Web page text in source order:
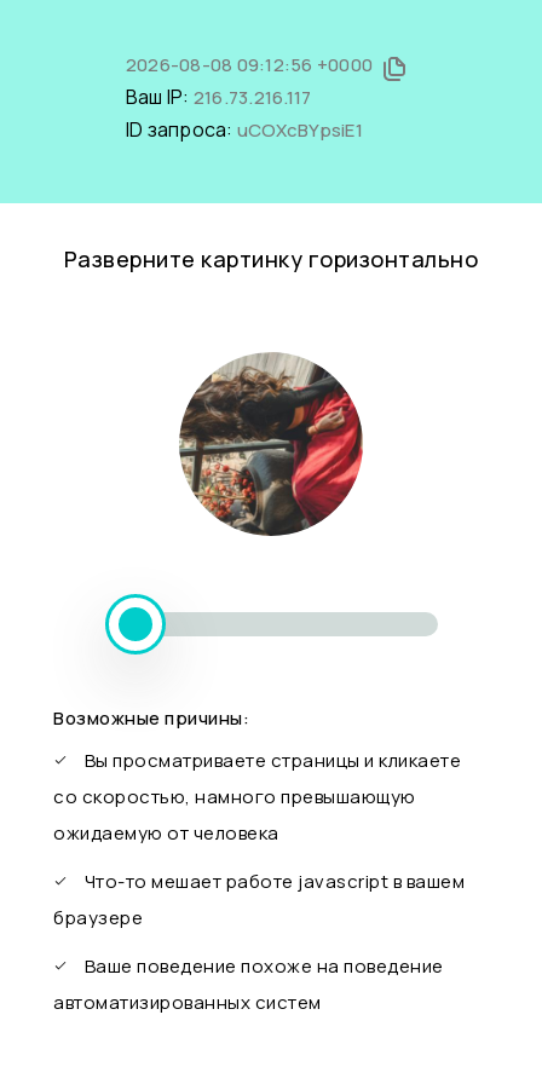
2026-08-08 09:12:56 +0000
Ваш IP: 216.73.216.117
ID запроса: uCOXcBYpsiE1
Разверните картинку горизонтально
Возможные причины:
Вы просматриваете страницы и кликаете
со скоростью, намного превышающую
ожидаемую от человека
Что-то мешает работе javascript в вашем
браузере
Ваше поведение похоже на поведение
автоматизированных систем